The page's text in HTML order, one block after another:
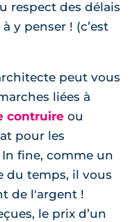
respect des délais
y penser ! (c’est
peut vous
liées à
contruire ou
pour les
fine, comme un
du temps, il vous
de l'argent !
le prix d’un